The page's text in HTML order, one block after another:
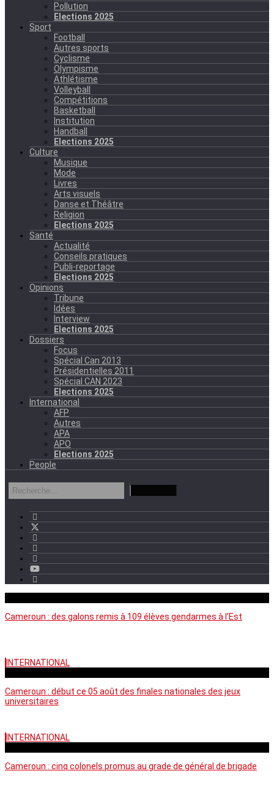
Pollution
Elections 2025
Sport
Football
Autres sports
Cyclisme
Olympisme
Athlétisme
Volleyball
Compétitions
Basketball
Institution
Handball
Elections 2025
Culture
Musique
Mode
Livres
Arts visuels
Danse et Théâtre
Religion
Elections 2025
Santé
Actualité
Conseils pratiques
Publi-reportage
Elections 2025
Opinions
Tribune
Idées
Interview
Elections 2025
Dossiers
Focus
Spécial Can 2013
Présidentielles 2011
Spécial CAN 2023
Elections 2025
International
AFP
Autres
APA
APO
Elections 2025
People
Cameroun : des galons remis à 109 élèves gendarmes à l’Est
INTERNATIONAL
Cameroun : début ce 05 août des finales nationales des jeux
universitaires
INTERNATIONAL
Cameroun : cinq colonels promus au grade de général de brigade